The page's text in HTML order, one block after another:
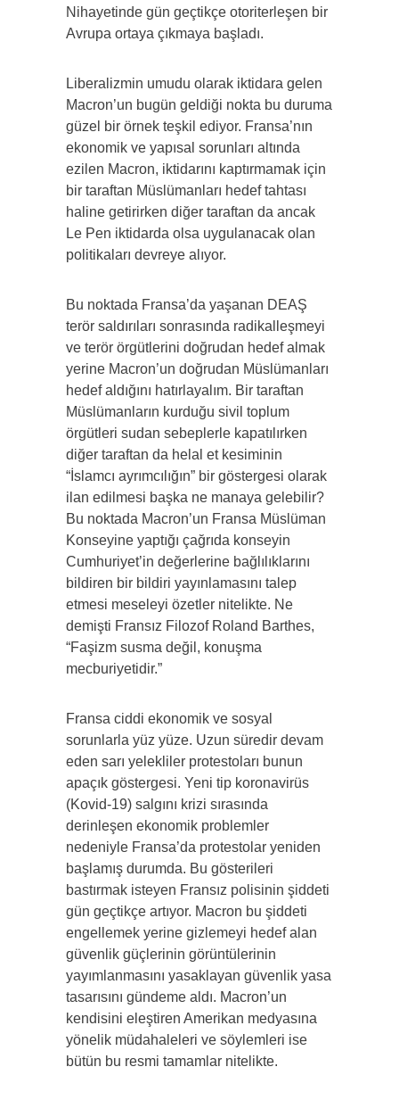
Nihayetinde gün geçtikçe otoriterleşen bir
Avrupa ortaya çıkmaya başladı.
Liberalizmin umudu olarak iktidara gelen
Macron’un bugün geldiği nokta bu duruma
güzel bir örnek teşkil ediyor. Fransa’nın
ekonomik ve yapısal sorunları altında
ezilen Macron, iktidarını kaptırmamak için
bir taraftan Müslümanları hedef tahtası
haline getirirken diğer taraftan da ancak
Le Pen iktidarda olsa uygulanacak olan
politikaları devreye alıyor.
Bu noktada Fransa’da yaşanan DEAŞ
terör saldırıları sonrasında radikalleşmeyi
ve terör örgütlerini doğrudan hedef almak
yerine Macron’un doğrudan Müslümanları
hedef aldığını hatırlayalım. Bir taraftan
Müslümanların kurduğu sivil toplum
örgütleri sudan sebeplerle kapatılırken
diğer taraftan da helal et kesiminin
“İslamcı ayrımcılığın” bir göstergesi olarak
ilan edilmesi başka ne manaya gelebilir?
Bu noktada Macron’un Fransa Müslüman
Konseyine yaptığı çağrıda konseyin
Cumhuriyet’in değerlerine bağlılıklarını
bildiren bir bildiri yayınlamasını talep
etmesi meseleyi özetler nitelikte. Ne
demişti Fransız Filozof Roland Barthes,
“Faşizm susma değil, konuşma
mecburiyetidir.”
Fransa ciddi ekonomik ve sosyal
sorunlarla yüz yüze. Uzun süredir devam
eden sarı yelekliler protestoları bunun
apaçık göstergesi. Yeni tip koronavirüs
(Kovid-19) salgını krizi sırasında
derinleşen ekonomik problemler
nedeniyle Fransa’da protestolar yeniden
başlamış durumda. Bu gösterileri
bastırmak isteyen Fransız polisinin şiddeti
gün geçtikçe artıyor. Macron bu şiddeti
engellemek yerine gizlemeyi hedef alan
güvenlik güçlerinin görüntülerinin
yayımlanmasını yasaklayan güvenlik yasa
tasarısını gündeme aldı. Macron’un
kendisini eleştiren Amerikan medyasına
yönelik müdahaleleri ve söylemleri ise
bütün bu resmi tamamlar nitelikte.